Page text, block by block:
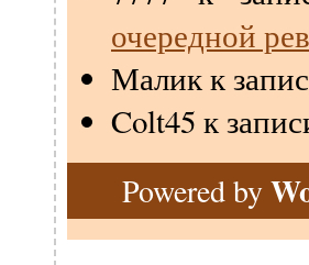
очередной
Маликк
Colt45 к
Powered by